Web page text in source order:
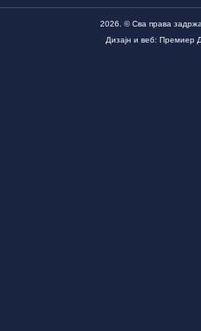
2026. © Сва права
Дизајн и веб: Премиер